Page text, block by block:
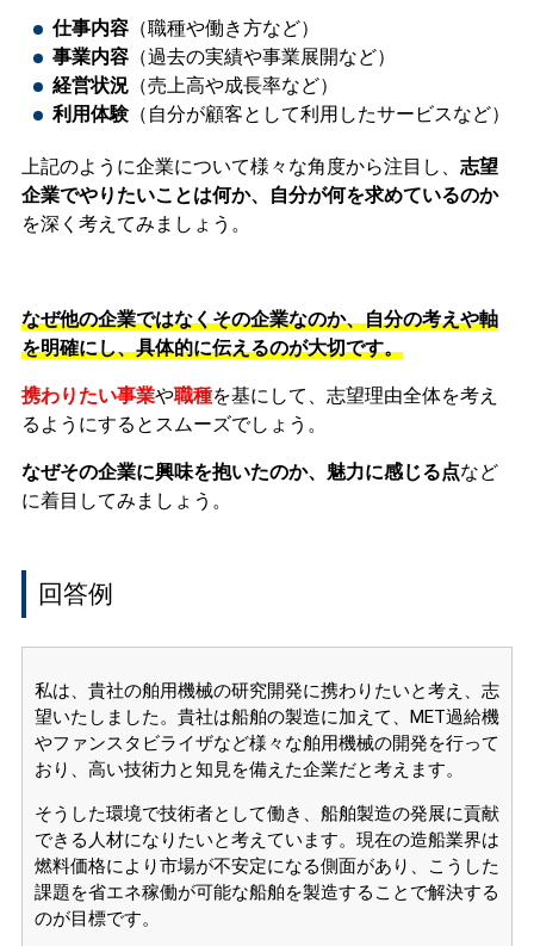
仕事内容（職種や働き方など）
事業内容（過去の実績や事業展開など）
経営状況（売上高や成長率など）
利用体験（自分が顧客として利用したサービスなど）
上記のように企業について様々な角度から注目し、 志望
企業でやりたいことは何か、自分が何を求めているのか
を深く考えてみましょう。
なぜ他の企業ではなくその企業なのか、自分の考えや軸
を明確にし、具体的に伝えるのが大切です。
携わりたい事業や職種を基にして、志望理由全体を考え
るようにするとスムーズでしょう。
なぜその企業に興味を抱いたのか、魅力に感じる点など
に着目してみましょう。
回答例
私は、貴社の舶用機械の研究開発に携わりたいと考え、志
望いたしました。貴社は船舶の製造に加えて、MET過給機
やファンスタビライザなど様々な舶用機械の開発を行って
おり、高い技術力と知見を備えた企業だと考えます。
そうした環境で技術者として働き、船舶製造の発展に貢献
できる人材になりたいと考えています。現在の造船業界は
燃料価格により市場が不安定になる側面があり、こうした
課題を省エネ稼働が可能な船舶を製造することで解決する
のが目標です。